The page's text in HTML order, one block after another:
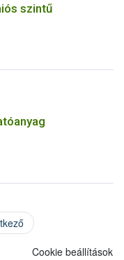
szintű
Cookie beállítások